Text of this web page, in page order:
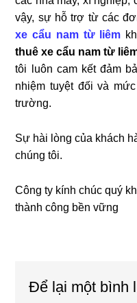
vậy, sự hỗ trợ từ các
xe cẩu nam từ liêm
thuê xe cẩu nam từ
tôi luôn cam kết đảm
nhiệm tuyệt đối và
trường.
Sự hài lòng của khách
chúng tôi.
Công ty kính chúc quý
thành công bền vững
Interactions
Để lại một bình